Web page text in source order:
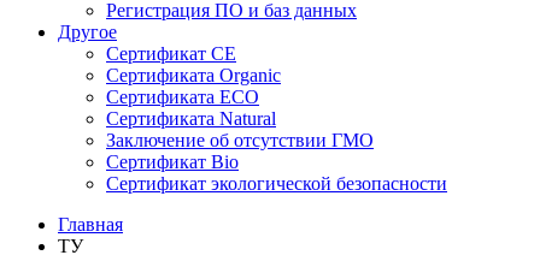
Регистрация ПО и баз данных
Другое
Сертификат СЕ
Сертификата Organic
Сертификата ECO
Сертификата Natural
Заключение об отсутствии ГМО
Сертификат Bio
Сертификат экологической безопасности
Главная
ТУ